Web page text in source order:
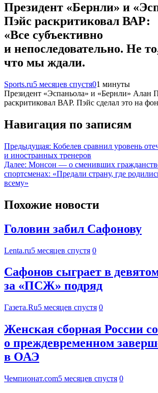
Президент «Бернли» и
Пэйс раскритиковал ВАР:
«Все субъективно
и непоследовательно. Не
что мы ждали.
Sports.ru5 месяцев спустя01 минуты
Президент «Эспаньола» и «Бернли» Алан
раскритиковал ВАР. Пэйс сделал это на
Навигация по записям
Предыдущая: Кобелев сравнил уровень
и иностранных тренеров
Далее: Монсон — о сменивших
спортсменах: «Предали страну, где
всему»
Похожие новости
Головин забил Сафонову
Lenta.ru5 месяцев спустя 0
Сафонов сыграет в
за «ПСЖ» подряд
Газета.Ru5 месяцев спустя 0
Женская сборная России
о преждевременном
в ОАЭ
Чемпионат.com5 месяцев спустя 0